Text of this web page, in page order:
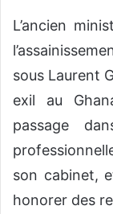
L’ancien
sous Laurent
exil au
passage
son cabinet,
honorer des